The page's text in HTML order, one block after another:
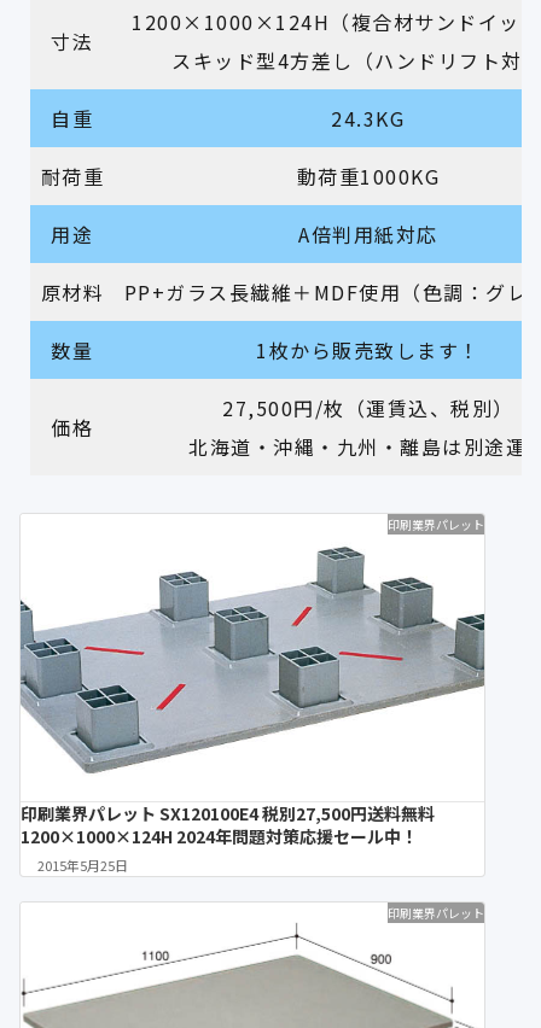
寸法
1200×1000×124H（複合材サンドイッ
スキッド型4方差し（ハンドリフト対
自重
24.3KG
耐荷重
動荷重1000KG
用途
A倍判用紙対応
原材料
PP+ガラス長繊維＋MDF使用（色調：グレ
数量
1枚から販売致します！
価格
27,500円/枚（運賃込、税別）
北海道・沖縄・九州・離島は別途運
印刷業界パレット
印刷業界パレット SX120100E4 税別27,500円送料無料
1200×1000×124H 2024年問題対策応援セール中！
2015年5月25日
印刷業界パレット